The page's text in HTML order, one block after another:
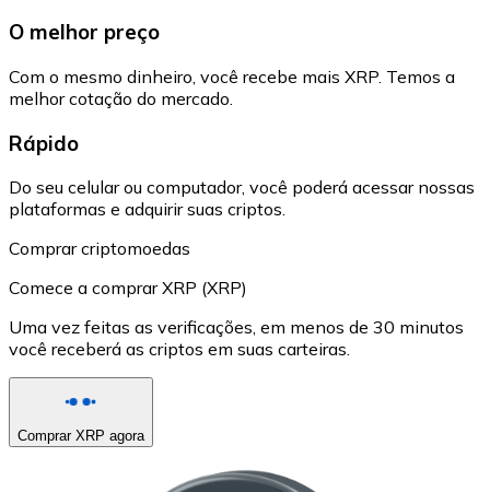
O melhor preço
Com o mesmo dinheiro, você recebe mais XRP. Temos a
melhor cotação do mercado.
Rápido
Do seu celular ou computador, você poderá acessar nossas
plataformas e adquirir suas criptos.
Comprar criptomoedas
Comece a comprar XRP (XRP)
Uma vez feitas as verificações, em menos de 30 minutos
você receberá as criptos em suas carteiras.
Comprar XRP agora